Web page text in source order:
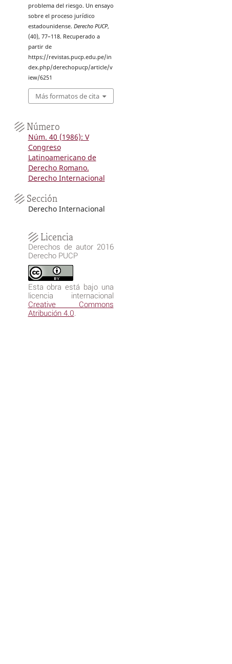
problema del riesgo. Un ensayo
sobre el proceso jurídico
estadounidense. Derecho PUCP,
(40), 77–118. Recuperado a
partir de
https://revistas.pucp.edu.pe/in
dex.php/derechopucp/article/v
iew/6251
Más formatos de cita
Número
Núm. 40 (1986): V
Congreso
Latinoamericano de
Derecho Romano.
Derecho Internacional
Sección
Derecho Internacional
Licencia
Derechos de autor 2016
Derecho PUCP
Esta obra está bajo una
licencia internacional
Creative Commons
Atribución 4.0